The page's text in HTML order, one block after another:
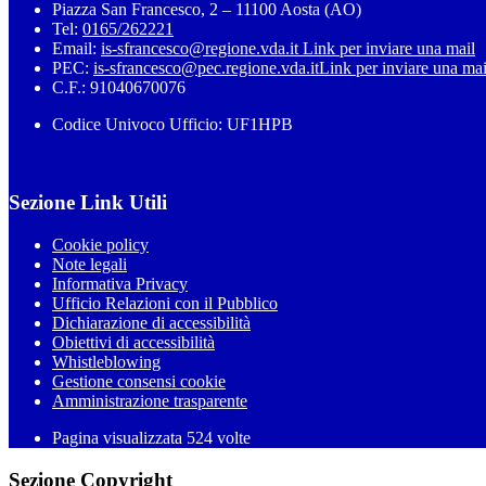
Piazza San Francesco, 2 – 11100 Aosta (AO)
Tel: 0165/262221
Email: is-sfrancesco@regione.vda.it Link per inviare una mail
PEC: is-sfrancesco@pec.regione.vda.itLink per inviare una
C.F.: 91040670076
Codice Univoco Ufficio: UF1HPB
Sezione Link Utili
Cookie policy
Note legali
Informativa Privacy
Ufficio Relazioni con il Pubblico
Dichiarazione di accessibilità
Obiettivi di accessibilità
Whistleblowing
Gestione consensi cookie
Amministrazione trasparente
Pagina visualizzata 524 volte
Sezione Copyright